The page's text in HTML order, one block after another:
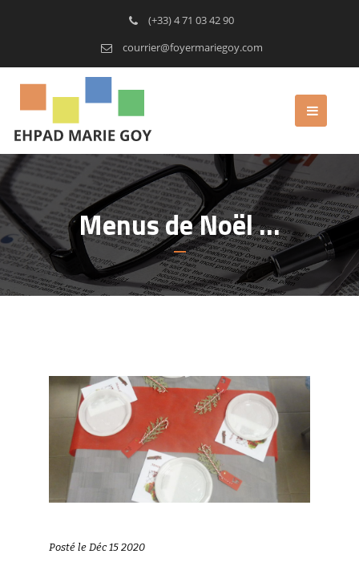
(+33) 4 71 03 42 90
courrier@foyermariegoy.com
Menus de Noël …
Posté le Déc 15 2020